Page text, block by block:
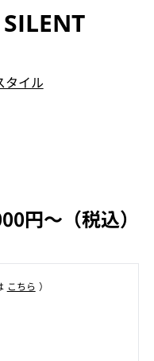
タイル
円〜（税込）
こちら ）